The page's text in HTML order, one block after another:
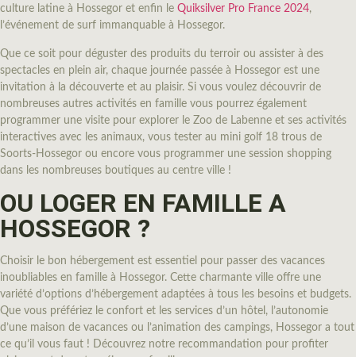
culture latine à Hossegor et enfin le Quiksilver Pro France 2024,
l’événement de surf immanquable à Hossegor.
Que ce soit pour déguster des produits du terroir ou assister à des
spectacles en plein air, chaque journée passée à Hossegor est une
invitation à la découverte et au plaisir. Si vous voulez découvrir de
nombreuses autres activités en famille vous pourrez également
programmer une visite pour explorer le Zoo de Labenne et ses activités
interactives avec les animaux, vous tester au mini golf 18 trous de
Soorts-Hossegor ou encore vous programmer une session shopping
dans les nombreuses boutiques au centre ville !
OU LOGER EN FAMILLE A
HOSSEGOR ?
Choisir le bon hébergement est essentiel pour passer des vacances
inoubliables en famille à Hossegor. Cette charmante ville offre une
variété d’options d’hébergement adaptées à tous les besoins et budgets.
Que vous préfériez le confort et les services d’un hôtel, l’autonomie
d’une maison de vacances ou l’animation des campings, Hossegor a tout
ce qu’il vous faut ! Découvrez notre recommandation pour profiter